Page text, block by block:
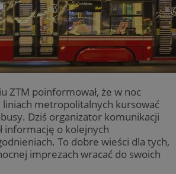
ZTM poinformował, że w noc
liniach metropolitalnych kursować
Dziś organizator komunikacji
informację o kolejnych
To dobre wieści dla tych,
imprezach wracać do swoich